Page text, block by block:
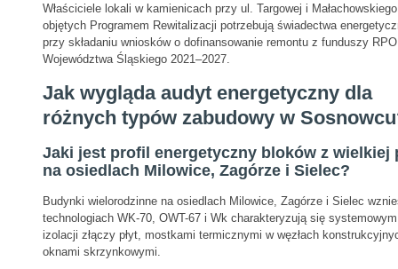
Właściciele lokali w kamienicach przy ul. Targowej i Małachowskiego
objętych Programem Rewitalizacji potrzebują świadectwa
przy składaniu wniosków o dofinansowanie remontu z funduszy RPO
Województwa Śląskiego 2021–2027.
Jak wygląda audyt energetyczny dla
różnych typów zabudowy w
Jaki jest profil energetyczny bloków z wielkiej
na osiedlach Milowice, Zagórze i Sielec?
Budynki wielorodzinne na osiedlach Milowice, Zagórze i Sielec
technologiach WK-70, OWT-67 i Wk charakteryzują się
izolacji złączy płyt, mostkami termicznymi w węzłach
oknami skrzynkowymi.